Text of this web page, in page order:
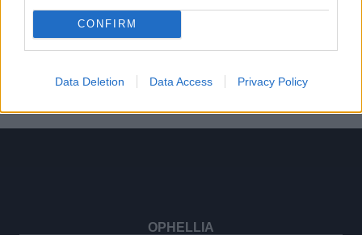
CONFIRM
Data Deletion Data Access Privacy Policy
Κους Κους
OPHELLIA